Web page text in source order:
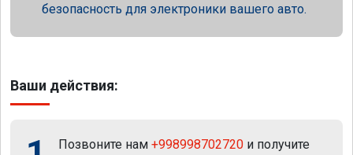
безопасность для электроники вашего авто.
Ваши действия:
Позвоните нам +998998702720 и получите